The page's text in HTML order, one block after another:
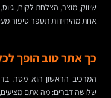
שיווק, מוצר, הצלחת לקוח,
אחת מהיחידות תספר סיפור
כך אתר טוב הופך
המרכיב הראשון הוא מסר.
שלושה דברים: מה אתם